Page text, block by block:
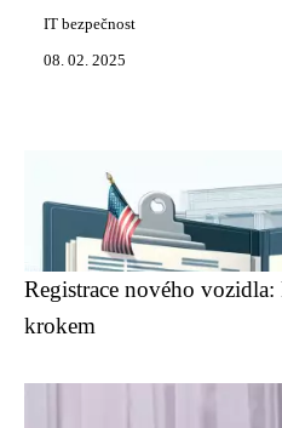
IT bezpečnost
08. 02. 2025
Registrace nového
krokem